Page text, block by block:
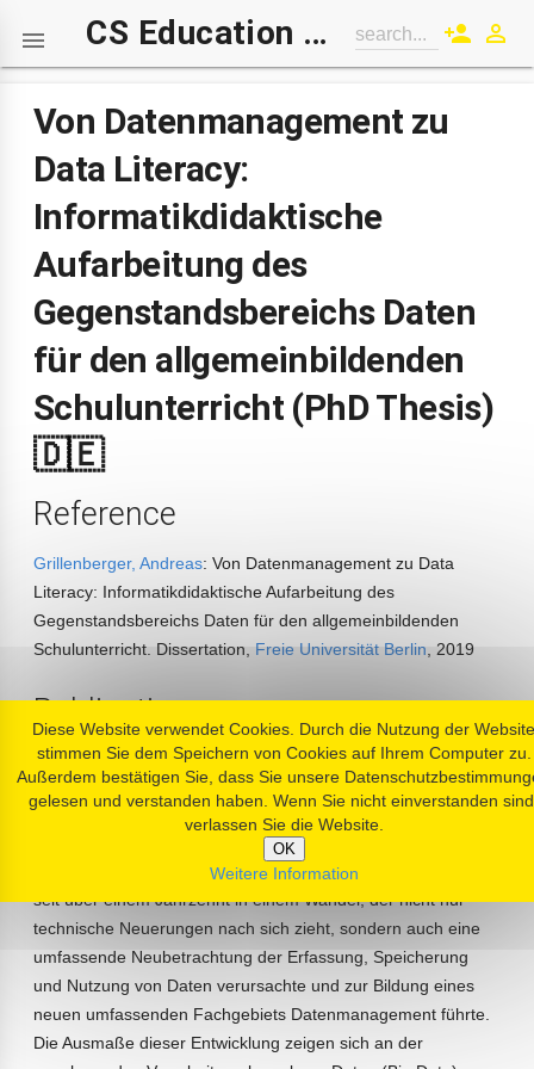
 CS Education Wiki search... person_add perm_identity
Von Datenmanagement zu
Data Literacy:
Informatikdidaktische
Aufarbeitung des
Gegenstandsbereichs Daten
für den allgemeinbildenden
Schulunterricht (PhD Thesis)
🇩🇪
Reference
Grillenberger, Andreas: Von Datenmanagement zu Data
Literacy: Informatikdidaktische Aufarbeitung des
Gegenstandsbereichs Daten für den allgemeinbildenden
Schulunterricht. Dissertation, Freie Universität Berlin , 2019
Publication
online:https://refubium.fu-berlin.de/handle/fub188/24160
Abstract
Die Thematisierung von Daten in der Informatik befindet sich
seit über einem Jahrzehnt in einem Wandel, der nicht nur
technische Neuerungen nach sich zieht, sondern auch eine
umfassende Neubetrachtung der Erfassung, Speicherung
und Nutzung von Daten verursachte und zur Bildung eines
neuen umfassenden Fachgebiets Datenmanagement führte.
Die Ausmaße dieser Entwicklung zeigen sich an der
Diese Website verwendet Cookies. Durch die Nutzung der Website
stimmen Sie dem Speichern von Cookies auf Ihrem Computer zu.
Außerdem bestätigen Sie, dass Sie unsere
gelesen und verstanden haben. Wenn Sie nicht einverstanden
verlassen Sie die Website.
OK
Weitere Information